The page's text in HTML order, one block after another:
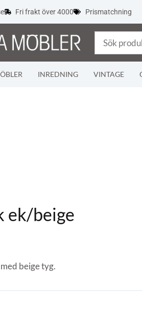
Fri frakt över 4000 Prismatchning
INREDNING VINTAGE
ek/beige
beige tyg.